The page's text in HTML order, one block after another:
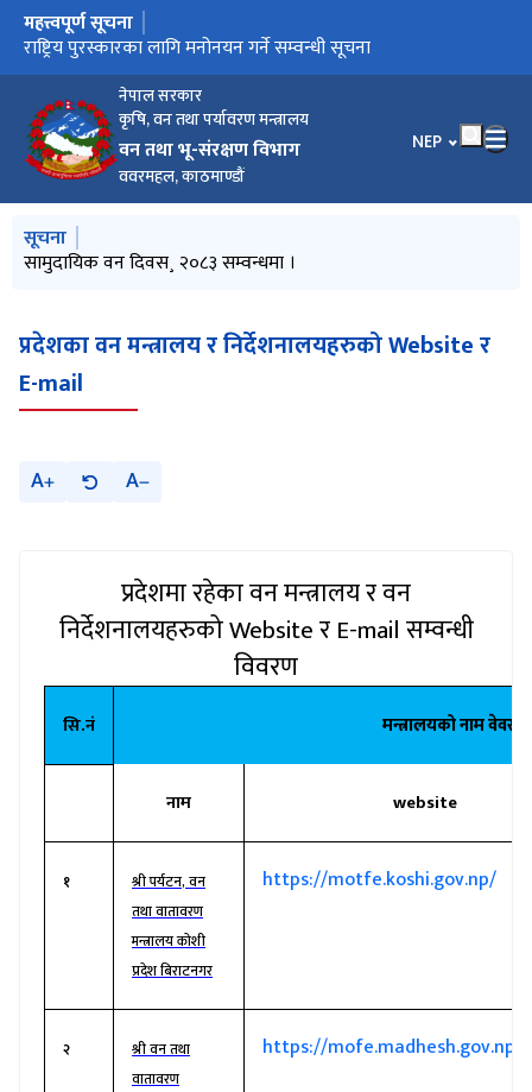
नेपाल सरकार
कृषि, वन तथा पर्यावरण मन्त्रालय
वन तथा भू-संरक्षण विभाग
ववरमहल, काठमाण्डौं
भाषा चयन गर्नुहोस्
NEP
मुख्य नेभिगेसनमा जानुहोस्
महत्त्वपूर्ण सूचना
सामुदायिक वन दिवस¸ २०८३ सम्वन्धमा ।
राष्ट्रिय पुरस्कारका लागि मनोनयन गर्ने सम्वन्धी सूचना
वन डढेलो व्यवस्थापन सप्ताह सम्वन्धमा ।
वन डढेलो सम्वन्धमा वन तथा भू-संरक्षण बिभागले ७ वटै प्रदेश स्थित वन
मन्त्रालय र वन निर्देशनालयहरुलाइ गरेको अनुरोध
मुख्य नेभिगेसनमा जानुहोस्
सूचना
सामुदायिक वन दिवस¸ २०८३ सम्वन्धमा ।
प्रदेशका वन मन्त्रालय र निर्देशनालयहरुको Website र
E-mail
A A
प्रदेशमा रहेका वन मन्त्रालय र वन
निर्देशनालयहरुकोWebsiteर E-mail सम्वन्धी
विवरण
सि.नं मन्त्रालयको नाम
नाम website
१ श्री पर्यटन,वन
तथा वातावरण
मन्त्रालय कोशी
प्रदेश बिराटनगर
https://motfe.koshi.gov.np/
२
श्री वन तथा
वातावरण
https://mofe.madhesh.gov.np/